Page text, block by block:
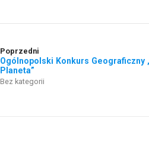
Poprzedni
Ogólnopolski Konkurs Geograficzny
Planeta”
Bez kategorii